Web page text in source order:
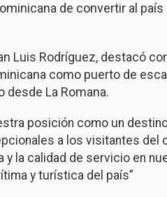
de convertir al país
Luis Rodríguez, destacó
como puerto de
La Romana.
posición como un
a los visitantes del
y la calidad de servicio en
y turística del país”